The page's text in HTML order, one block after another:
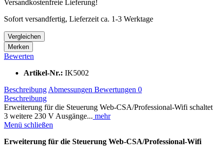
Versandkostenfreie Lieferung!
Sofort versandfertig, Lieferzeit ca. 1-3 Werktage
Vergleichen
Merken
Bewerten
Artikel-Nr.: IK5002
Beschreibung Abmessungen Bewertungen 0
Beschreibung
Erweiterung für die Steuerung Web-CSA/Professional-Wifi schaltet
3 weitere 230 V Ausgänge... mehr
Menü schließen
Erweiterung für die Steuerung Web-CSA/Professional-Wifi